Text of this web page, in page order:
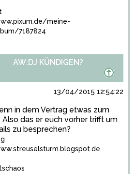
meine-
7187824
AW:DJ KÜNDIGEN?
13/04/2015 12:54:22
in dem Vertrag etwas zum
Also das er euch vorher trifft um
zu besprechen?